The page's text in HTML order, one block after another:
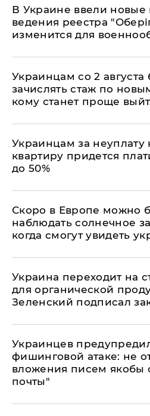
В Украине ввели новые
ведения реестра
изменится для
Украинцам со 2 августа
зачислять стаж по
кому станет проще
Украинцам за неуплату
квартиру придется
до 50%
Скоро в Европе можно
наблюдать солнечное
когда смогут увидеть
Украина переходит на
для органической
Зеленский подписал
Украинцев
фишинговой атаке: не
вложения писем якобы
почты"